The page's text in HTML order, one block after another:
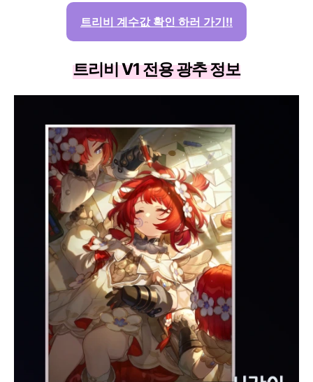
트리비 계수값 확인 하러 가기!!
트리비 V1 전용 광추 정보